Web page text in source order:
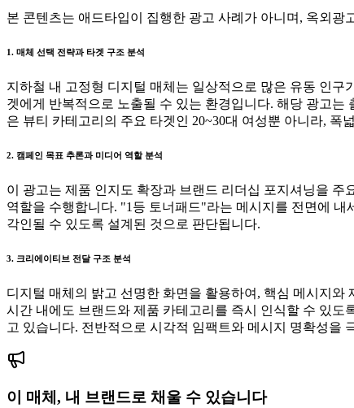
본 콘텐츠는 애드타입이 집행한 광고 사례가 아니며, 옥외
1. 매체 선택 전략과 타겟 구조 분석
지하철 내 고정형 디지털 매체는 일상적으로 많은 유동 인
겟에게 반복적으로 노출될 수 있는 환경입니다. 해당 광고
은 뷰티 카테고리의 주요 타겟인 20~30대 여성뿐 아니라,
2. 캠페인 목표 추론과 미디어 역할 분석
이 광고는 제품 인지도 확장과 브랜드 리더십 포지셔닝을
역할을 수행합니다. "1등 토너패드"라는 메시지를 전면에
각인될 수 있도록 설계된 것으로 판단됩니다.
3. 크리에이티브 전달 구조 분석
디지털 매체의 밝고 선명한 화면을 활용하여, 핵심 메시지
시간 내에도 브랜드와 제품 카테고리를 즉시 인식할 수 있도
고 있습니다. 전반적으로 시각적 임팩트와 메시지 명확성을
이 매체, 내 브랜드로 채울 수 있습니다